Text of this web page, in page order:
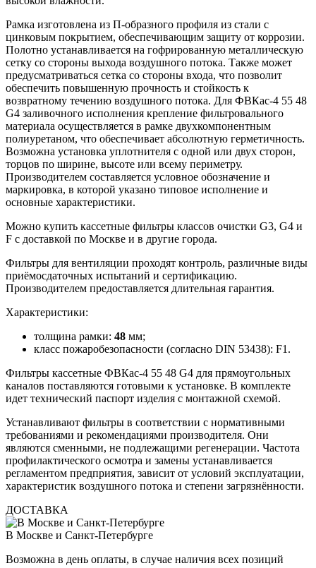
Рамка изготовлена из П-образного профиля из стали с
цинковым покрытием, обеспечивающим защиту от коррозии.
Полотно устанавливается на гофрированную металлическую
сетку со стороны выхода воздушного потока. Также может
предусматриваться сетка со стороны входа, что позволит
обеспечить повышенную прочность и стойкость к
возвратному течению воздушного потока. Для ФВКас-4 55 48
G4 заливочного исполнения крепление фильтровального
материала осуществляется в рамке двухкомпонентным
полиуретаном, что обеспечивает абсолютную герметичность.
Возможна установка уплотнителя с одной или двух сторон,
торцов по ширине, высоте или всему периметру.
Производителем составляется условное обозначение и
маркировка, в которой указано типовое исполнение и
основные характеристики.
Можно купить кассетные фильтры классов очистки G3, G4 и
F с доставкой по Москве и в другие города.
Фильтры для вентиляции проходят контроль, различные виды
приёмосдаточных испытаний и сертификацию.
Производителем предоставляется длительная гарантия.
Характеристики:
толщина рамки: 48 мм;
класс пожаробезопасности (согласно DIN 53438): F1.
Фильтры кассетные ФВКас-4 55 48 G4 для прямоугольных
каналов поставляются готовыми к установке. В комплекте
идет технический паспорт изделия с монтажной схемой.
Устанавливают фильтры в соответствии с нормативными
требованиями и рекомендациями производителя. Они
являются сменными, не подлежащими регенерации. Частота
профилактического осмотра и замены устанавливается
регламентом предприятия, зависит от условий эксплуатации,
характеристик воздушного потока и степени загрязнённости.
ДОСТАВКА
В Москве и Санкт-Петербурге
Возможна в день оплаты, в случае наличия всех позиций